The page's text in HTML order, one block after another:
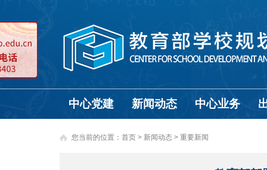
中心党建 新闻动态 中心业务
您当前的位置： 首页 > 新闻动态 > 重要新闻